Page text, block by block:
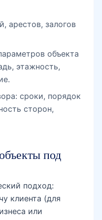
арестов, залогов
объекта
этажность,
сроки, порядок
сторон,
под
подход:
клиента (для
или